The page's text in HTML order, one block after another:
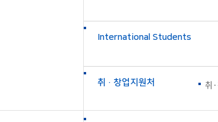
SETOPIA 컴퓨터 실습실
International Students
취·창업지원처 취